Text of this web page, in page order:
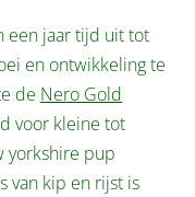
een jaar tijd uit tot
en ontwikkeling te
de Nero Gold
voor kleine tot
yorkshire pup
van kip en rijst is